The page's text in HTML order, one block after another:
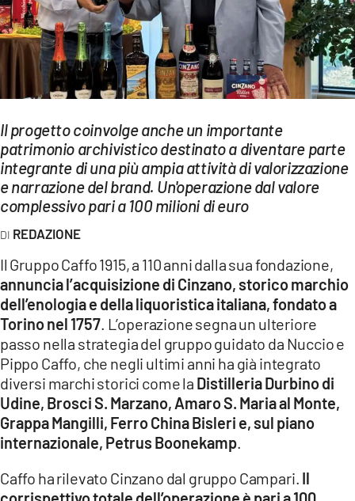
Streaming
LAC TV
LAC NETWORK
LaC
Network
LACPLAY.IT
LACTV.IT
LACONAIR.IT
LACITYMAG.IT
ILREGGINO.IT
COSENZACHANNEL.IT
ILVIBONESE.IT
CATANZAROCHANNEL.IT
LACAPITALENEWS.IT
Il progetto coinvolge anche un importante
patrimonio archivistico destinato a diventare parte
integrante di una più ampia attività di valorizzazione
e narrazione del brand. Un'operazione dal valore
complessivo pari a 100 milioni di euro
REDAZIONE
Il Gruppo Caffo 1915, a 110 anni dalla sua fondazione,
annuncia l’acquisizione di Cinzano, storico marchio
dell’enologia e della liquoristica italiana, fondato a
Torino nel 1757 . L’operazione segna un ulteriore
passo nella strategia del gruppo guidato da Nuccio e
Pippo Caffo, che negli ultimi anni ha già integrato
diversi marchi storici come la Distilleria Durbino di
Udine, Brosci S. Marzano, Amaro S. Maria al Monte,
Grappa Mangilli, Ferro China Bisleri e, sul piano
internazionale, Petrus Boonekamp
Caffo ha rilevato Cinzano dal gruppo Campari. Il